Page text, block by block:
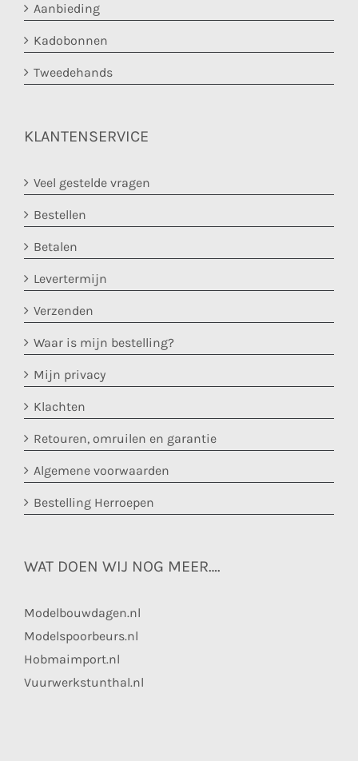
Aanbieding
Kadobonnen
Tweedehands
KLANTENSERVICE
Veel gestelde vragen
Bestellen
Betalen
Levertermijn
Verzenden
Waar is mijn bestelling?
Mijn privacy
Klachten
Retouren, omruilen en garantie
Algemene voorwaarden
Bestelling Herroepen
WAT DOEN WIJ NOG MEER….
Modelbouwdagen.nl
Modelspoorbeurs.nl
Hobmaimport.nl
Vuurwerkstunthal.nl